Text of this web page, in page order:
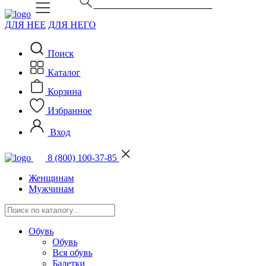
ДЛЯ НЕЕ ДЛЯ НЕГО
Поиск
Каталог
Корзина
Избранное
Вход
8 (800) 100-37-85
Женщинам
Мужчинам
Обувь
Обувь
Вся обувь
Балетки